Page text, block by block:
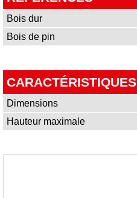
Bois dur
Bois de pin
CARACTÉRISTIQUES
Dimensions
Hauteur maximale